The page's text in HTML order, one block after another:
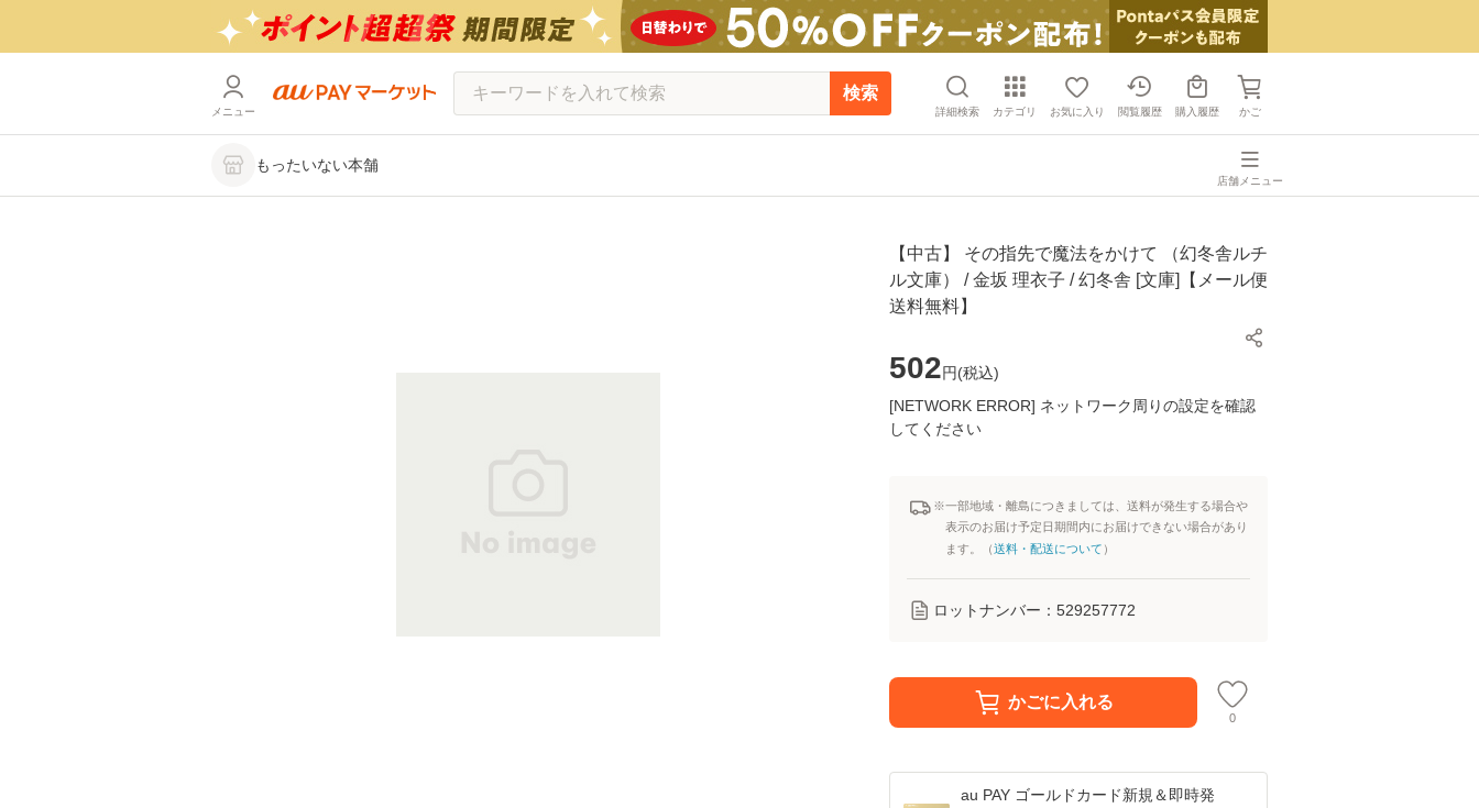
メニュー
検索
詳細検索 カテゴリ お気に入り 閲覧履歴 購入履歴 かご
もったいない本舗
店舗メニュー
【中古】 その指先で魔法をかけて （幻冬舎ルチ
ル文庫） / 金坂 理衣子 / 幻冬舎 [文庫]【メール便
送料無料】
502円(税込)
[NETWORK ERROR] ネットワーク周りの設定を確認
してください
※一部地域・離島につきましては、送料が発生する場合や
表示のお届け予定日期間内にお届けできない場合があり
ます。（送料・配送について ）
ロットナンバー： 529257772
かごに入れる
0
au PAY ゴールドカード新規＆即時発